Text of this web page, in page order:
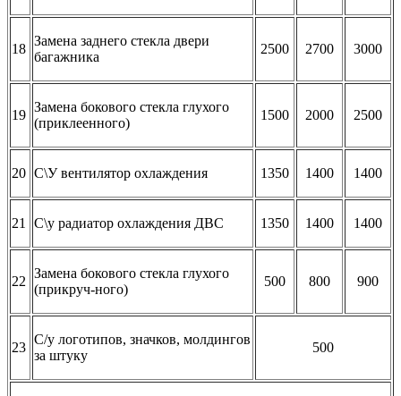
18
Замена заднего стекла двери
багажника
2500 2700 3000
19
Замена бокового стекла глухого
(приклеенного)
1500 2000 2500
20 С\У вентилятор охлаждения 1350 1400 1400
21 С\у радиатор охлаждения ДВС 1350 1400 1400
22
Замена бокового стекла глухого
(прикруч-ного)
500 800 900
23
С/у логотипов, значков, молдингов
за штуку
500